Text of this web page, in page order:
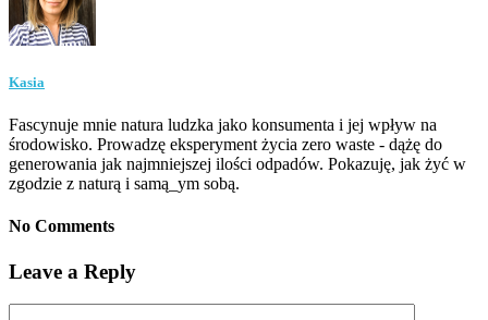
Kasia
Fascynuje mnie natura ludzka jako konsumenta i jej wpływ na
środowisko. Prowadzę eksperyment życia zero waste - dążę do
generowania jak najmniejszej ilości odpadów. Pokazuję, jak żyć w
zgodzie z naturą i samą_ym sobą.
No Comments
Leave a Reply